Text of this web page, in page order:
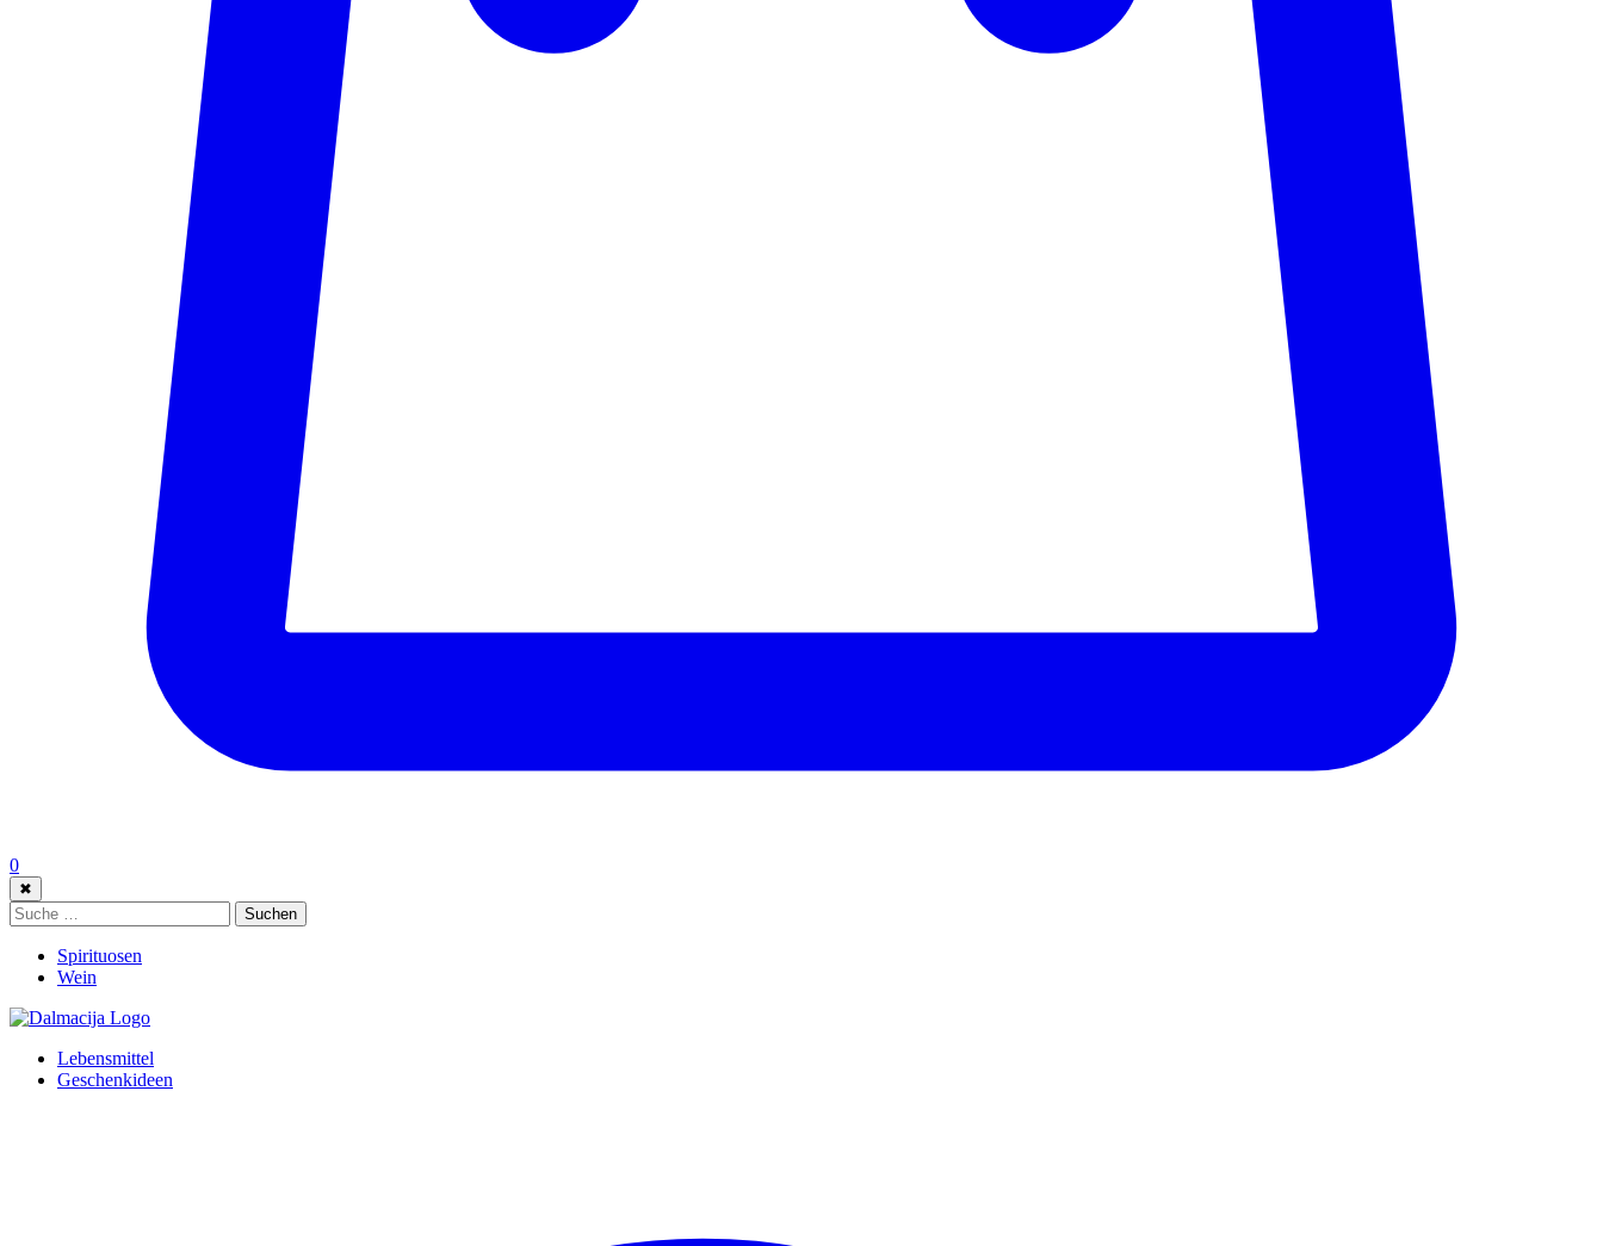
0
✖
Suche: Suchen
Spirituosen
Wein
Lebensmittel
Geschenkideen